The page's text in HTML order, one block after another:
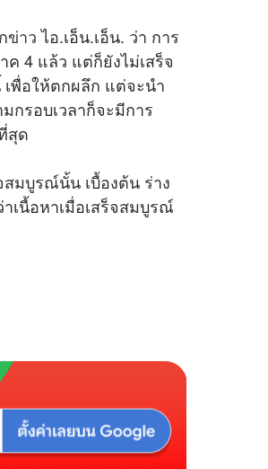
ข่าวไอ.เอ็น.เอ็น. ว่า การ
4 แล้ว แต่ก็ยังไม่เสร็จ
พื่อให้ตกผลึก แต่จะนำ
กรอบเวลาก็จะมีการ
สุด
มบูรณ์นั้น เบื้องต้น ร่าง
เนื้อหาเมื่อเสร็จสมบูรณ์